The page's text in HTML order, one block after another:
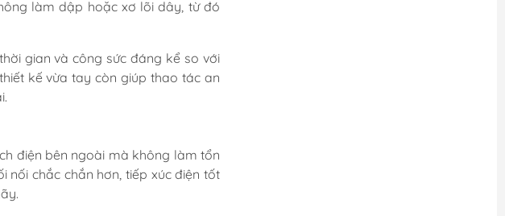
làm dập hoặc xơ lõi dây, từ đó
gian và công sức đáng kể so với
kế vừa tay còn giúp thao tác an
điện bên ngoài mà không làm tổn
chắc chắn hơn, tiếp xúc điện tốt